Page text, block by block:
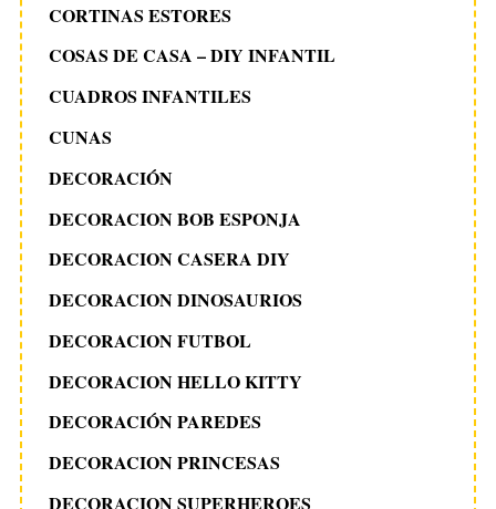
CORTINAS ESTORES
COSAS DE CASA – DIY INFANTIL
CUADROS INFANTILES
CUNAS
DECORACIÓN
DECORACION BOB ESPONJA
DECORACION CASERA DIY
DECORACION DINOSAURIOS
DECORACION FUTBOL
DECORACION HELLO KITTY
DECORACIÓN PAREDES
DECORACION PRINCESAS
DECORACION SUPERHEROES